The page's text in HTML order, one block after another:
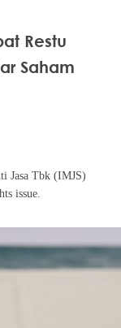
Restu
Saham
Jasa Tbk (IMJS)
issue.